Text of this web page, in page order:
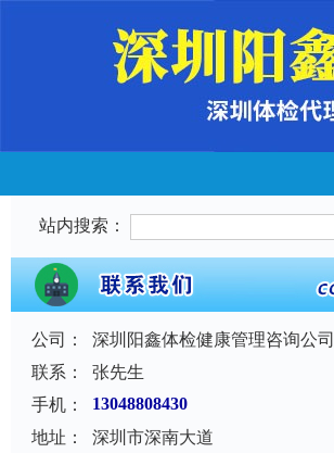
站内搜索：
公司：
深圳阳鑫体检健康管理咨询公司
联系：
张先生
手机：
13048808430
地址：
深圳市深南大道